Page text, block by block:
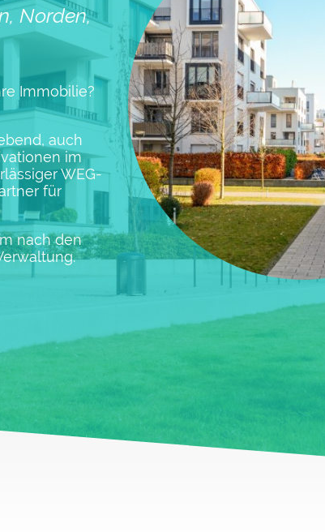
Norden,
Immobilie?
auch
im
WEG-
für
nach den